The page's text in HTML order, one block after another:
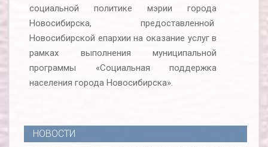
социальной политике мэрии города
Новосибирска, предоставленной
Новосибирской епархии на оказание услуг в
рамках выполнения муниципальной
программы «Социальная поддержка
населения города Новосибирска».
НОВОСТИ